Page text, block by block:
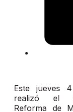
Este jueves
realizó el
Reforma de